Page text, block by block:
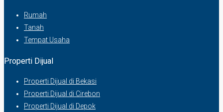
Rumah
Tanah
Tempat Usaha
Properti Dijual
Properti Dijual di Bekasi
Properti Dijual di Cirebon
Properti Dijual di Depok